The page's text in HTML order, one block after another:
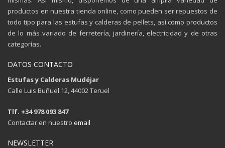
productos en nuestra tienda online, como pueden ser repuestos de
todo tipo para las estufas y calderas de pellets, así como productos
de lo más variado de ferretería, jardinería, electricidad y de otras
categorías.
DATOS CONTACTO
Estufas y Calderas Mudéjar
Calle Luis Buñuel 12, 44002 Teruel
Tlf. +34 978 093 847
Contactar en nuestro email
NEWSLETTER